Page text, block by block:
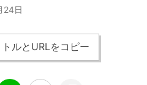
24日
ルとURLをコピー